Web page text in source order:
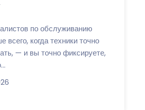
по обслуживанию
всего, когда техники точно
— и вы точно фиксируете,